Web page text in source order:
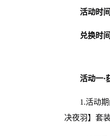
活动时间
兑换时间
活动一·
1.活动
决夜羽】套